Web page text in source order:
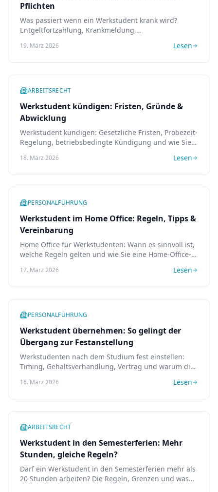
Pflichten
Was passiert wenn ein Werkstudent krank wird?
Entgeltfortzahlung, Krankmeldung,
beachten müssen.
19. März 2026 Lesen
ARBEITSRECHT
Werkstudent kündigen: Fristen, Gründe &
Abwicklung
Werkstudent kündigen: Gesetzliche Fristen, Probezeit-
Regelung, betriebsbedingte Kündigung und wie Sie
18. März 2026 Lesen
PERSONALFÜHRUNG
Werkstudent im Home Office: Regeln, Tipps &
Vereinbarung
Home Office für Werkstudenten: Wann es sinnvoll ist,
welche Regeln gelten und wie Sie eine Home-Office-
17. März 2026 Lesen
PERSONALFÜHRUNG
Werkstudent übernehmen: So gelingt der
Übergang zur Festanstellung
Werkstudenten nach dem Studium fest einstellen:
Timing, Gehaltsverhandlung, Vertrag und warum die
16. März 2026 Lesen
ARBEITSRECHT
Werkstudent in den Semesterferien: Mehr
Stunden, gleiche Regeln?
Darf ein Werkstudent in den Semesterferien mehr als
20 Stunden arbeiten? Die Regeln, Grenzen und was